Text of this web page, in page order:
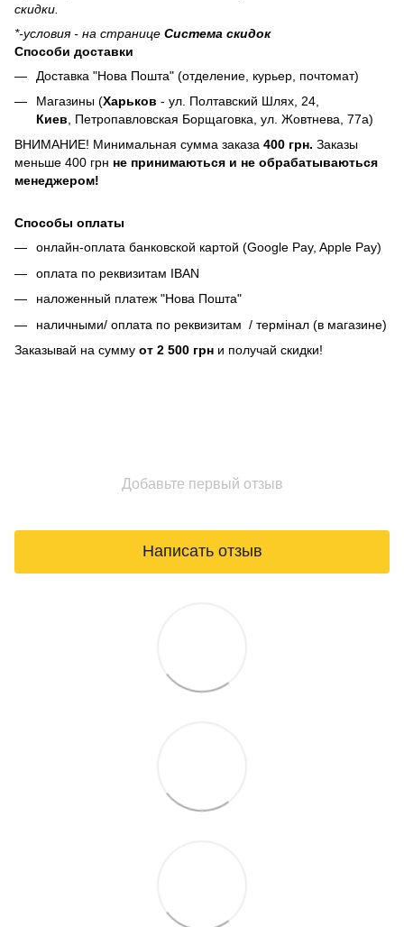
скидки.
*-условия - на странице Система скидок
Способи доставки
Доставка "Нова Пошта" (отделение, курьер, почтомат)
Магазины (Харьков - ул. Полтавский Шлях, 24,
Киев , Петропавловская Борщаговка, ул. Жовтнева, 77а)
ВНИМАНИЕ! Минимальная сумма заказа 400 грн. Заказы
меньше 400 грн не принимаються и не обрабатываються
менеджером!
Способы оплаты
онлайн-оплата банковской картой (Google Pay, Apple Pay)
оплата по реквизитам IBAN
наложенный платеж "Нова Пошта"
наличными/ оплата по реквизитам / термінал (в магазине)
Заказывай на сумму от 2 500 грн и получай скидки!
Добавьте первый отзыв
Написать отзыв